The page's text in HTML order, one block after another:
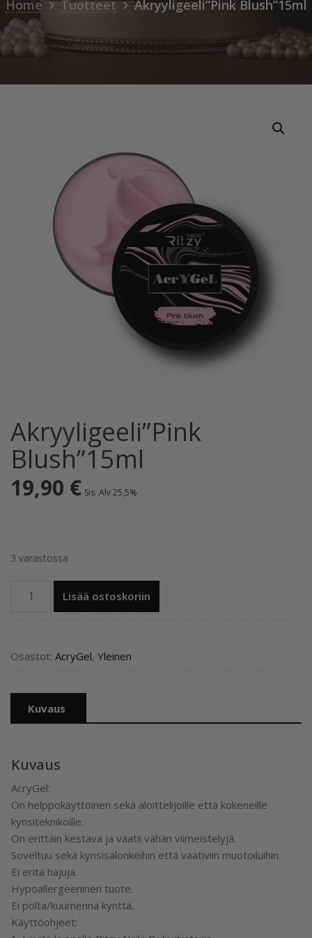
Home Tuotteet Akryyligeeli”Pink Blush”15ml
Akryyligeeli”Pink
Blush”15ml
19,90 € Sis. Alv 25,5%
3 varastossa
Blush”15ml
Lisää ostoskoriin
Osastot: AcryGel, Yleinen
Kuvaus
Kuvaus
AcryGel:
On helppokäyttöinen sekä aloittelijoille että kokeneille
kynsiteknikoille.
On erittäin kestävä ja vaatii vähän viimeistelyjä.
Soveltuu sekä kynsisalonkeihin että vaativiin muotoiluihin.
Ei eritä hajuja.
Hypoallergeeninen tuote.
Ei polta/kuumenna kynttä.
Käyttöohjeet: